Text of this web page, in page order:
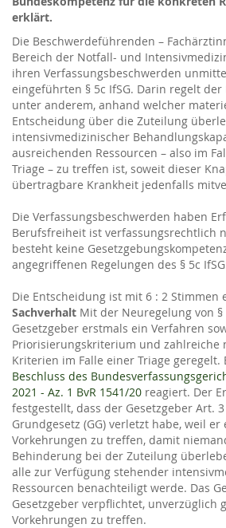
erklärt.
Die Beschwerdeführenden –
Bereich der Notfall- und
ihren Verfassungsbeschwerden
eingeführten § 5c IfSG. Darin regelt
unter anderem, anhand welcher
Entscheidung über die Zuteilung
intensivmedizinischer
ausreichenden Ressourcen – also im
Triage – zu treffen ist, soweit dieser
übertragbare Krankheit jedenfalls
Die Verfassungsbeschwerden haben
Berufsfreiheit ist verfassungsrechtlich
besteht keine
angegriffenen Regelungen des § 5c
Die Entscheidung ist mit 6 : 2 Stimmen
Sachverhalt Mit der Neuregelung von §
Gesetzgeber erstmals ein Verfahren
Priorisierungskriterium und zahlreiche
Kriterien im Falle einer Triage
Beschluss des
2021 - Az. 1 BvR 1541/20 reagiert. Der
festgestellt, dass der Gesetzgeber Art.
Grundgesetz (GG) verletzt habe, weil
Vorkehrungen zu treffen, damit
Behinderung bei der Zuteilung
alle zur Verfügung stehender
Ressourcen benachteiligt werde. Das
Gesetzgeber verpflichtet, unverzüglich
Vorkehrungen zu treffen.